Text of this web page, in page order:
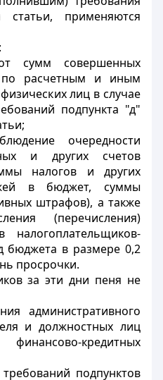
применяются
сумм совершенных
по расчетным и иным
лиц в случае
подпункта "д"
очередности
и других счетов
налогов и других
в бюджет, суммы
штрафов), а также
(перечисления)
бюджета в размере 0,2
просрочки.
за эти дни пеня не
административного
и должностных лиц
кредитных
подпунктов